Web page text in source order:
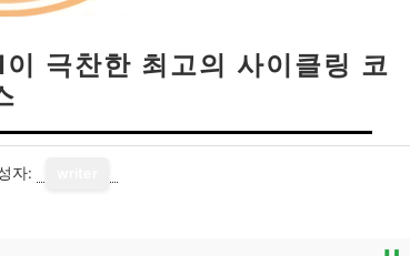
극찬한 최고의 사이클링 코
자: